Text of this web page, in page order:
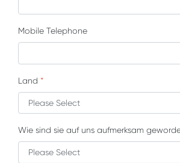
Mobile Telephone
Land *
Wie sind sie auf uns aufmerksam